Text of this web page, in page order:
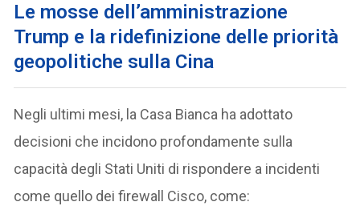
Le mosse dell’amministrazione
Trump e la ridefinizione delle priorità
geopolitiche sulla Cina
Negli ultimi mesi, la Casa Bianca ha adottato
decisioni che incidono profondamente sulla
capacità degli Stati Uniti di rispondere a incidenti
come quello dei firewall Cisco, come: